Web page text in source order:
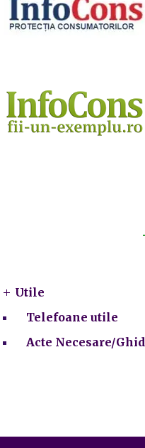
Utile
Telefoane utile
Acte Necesare/Ghid